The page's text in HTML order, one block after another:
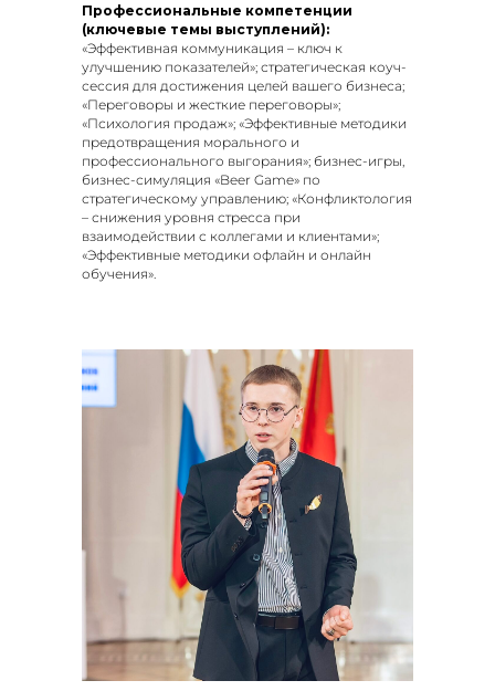
Профессиональные компетенции
(ключевые темы выступлений):
«Эффективная коммуникация – ключ к
улучшению показателей»; стратегическая коуч-
сессия для достижения целей вашего бизнеса;
«Переговоры и жесткие переговоры»;
«Психология продаж»; «Эффективные методики
предотвращения морального и
профессионального выгорания»; бизнес-игры,
бизнес-симуляция «Beer Game» по
стратегическому управлению; «Конфликтология
– снижения уровня стресса при
взаимодействии с коллегами и клиентами»;
«Эффективные методики офлайн и онлайн
обучения».